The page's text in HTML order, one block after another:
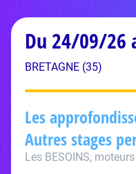
Du 24/09/26
BRETAGNE (35)
Les
Autres stages
Les BESOINS,